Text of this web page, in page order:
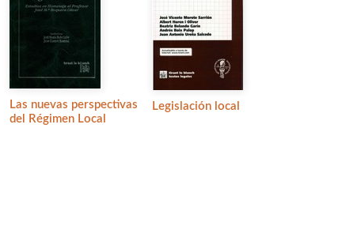
Las nuevas perspectivas
del Régimen Local
Legislación local